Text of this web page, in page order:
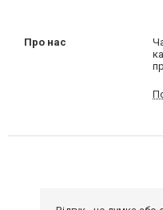
Про нас